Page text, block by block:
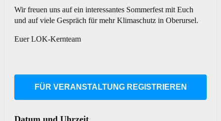
Wir freuen uns auf ein interessantes Sommerfest mit Euch
und auf viele Gespräch für mehr Klimaschutz in Oberursel.
Euer LOK-Kernteam
FÜR VERANSTALTUNG REGISTRIEREN